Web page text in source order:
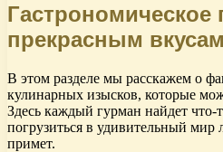
Гастрономическое
прекрасным
В этом разделе мы расскажем о
кулинарных изысков, которые
Здесь каждый гурман найдет
погрузиться в удивительный мир
примет.